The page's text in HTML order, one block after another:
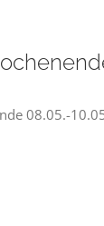
08.05.-